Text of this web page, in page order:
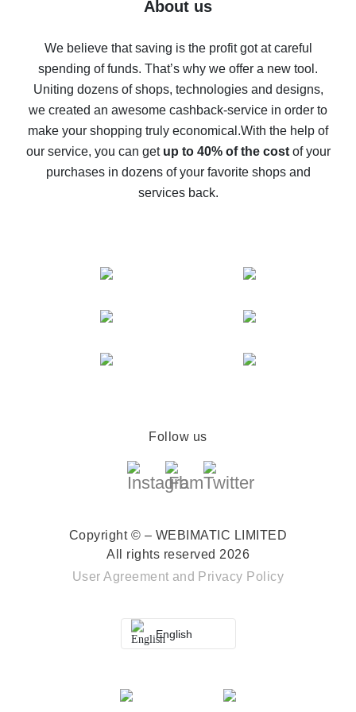
back
10% cash back on AliExpress - the impossible is
possible
The best cash back on AliExpress - how to find it
The best cash back service for AliExpress - let's
compare offers
About us
We believe that saving is the profit got at careful
spending of funds. That’s why we offer a new tool.
Uniting dozens of shops, technologies and designs,
we created an awesome cashback-service in order to
make your shopping truly economical.With the help of
our service, you can get up to 40% of the costof your
purchases in dozens of your favorite shops and
services back.
Follow us
Copyright © – WEBIMATIC LIMITED
All rights reserved 2026
User Agreement and Privacy Policy
English